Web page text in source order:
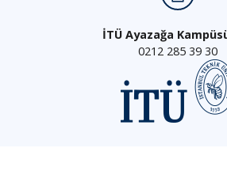
İTÜ Ayazağa
0212 285 39 30